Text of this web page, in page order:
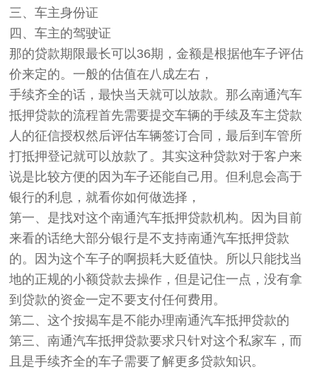
三、车主身份证
四、车主的驾驶证
那的贷款期限最长可以36期，金额是根据他车子评估
价来定的。一般的估值在八成左右，
手续齐全的话，最快当天就可以放款。那么南通汽车
抵押贷款的流程首先需要提交车辆的手续及车主贷款
人的征信授权然后评估车辆签订合同，最后到车管所
打抵押登记就可以放款了。其实这种贷款对于客户来
说是比较方便的因为车子还能自己用。但利息会高于
银行的利息，就看你如何做选择，
第一、是找对这个南通汽车抵押贷款机构。因为目前
来看的话绝大部分银行是不支持南通汽车抵押贷款
的。因为这个车子的啊损耗大贬值快。所以只能找当
地的正规的小额贷款去操作，但是记住一点，没有拿
到贷款的资金一定不要支付任何费用。
第二、这个按揭车是不能办理南通汽车抵押贷款的
第三、南通汽车抵押贷款要求只针对这个私家车，而
且是手续齐全的车子需要了解更多贷款知识。